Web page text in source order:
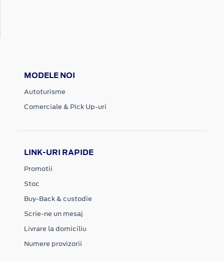
MODELE NOI
Autoturisme
Comerciale & Pick Up-uri
LINK-URI RAPIDE
Promotii
Stoc
Buy-Back & custodie
Scrie-ne un mesaj
Livrare la domiciliu
Numere provizorii